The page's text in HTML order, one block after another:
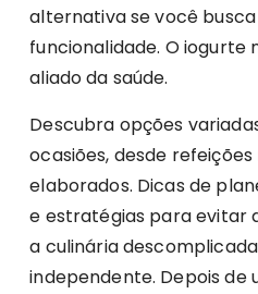
alternativa se você busca
funcionalidade. O iogurte
aliado da saúde.
Descubra opções
ocasiões, desde
elaborados. Dicas de
e estratégias para evitar
a culinária
independente. Depois de